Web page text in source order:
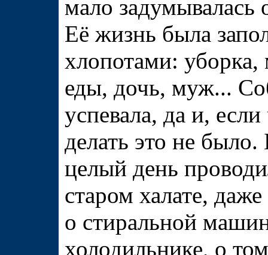
мало задумывалась
Её жизнь была
хлопотами: уборка,
еды, дочь, муж...
успевала, да и,
делать это не
целый день
старом халате,
о стиральной
холодильнике, о